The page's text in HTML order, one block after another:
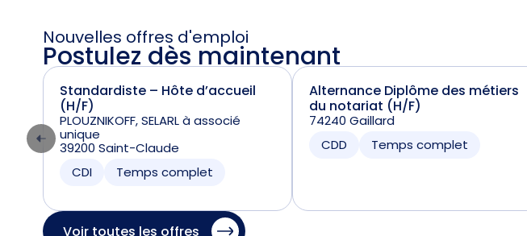
Nouvelles offres d'emploi
Postulez dès maintenant
Standardiste – Hôte d’accueil
(H/F)
PLOUZNIKOFF, SELARL à associé
unique
39200 Saint-Claude
CDI
Temps complet
Alternance Diplôme des métiers
du notariat (H/F)
74240 Gaillard
CDD
Temps complet
Voir toutes les offres